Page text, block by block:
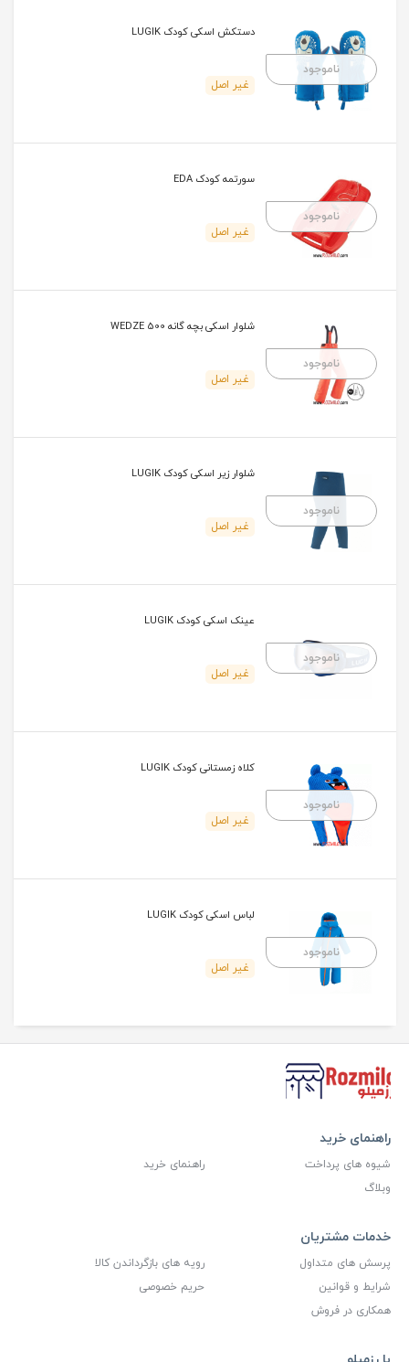
ناموجود
دستکش اسکی کودک LUGIK
غیر اصل
ناموجود
سورتمه کودک EDA
غیر اصل
ناموجود
شلوار اسکی بچه گانه WEDZE 500
غیر اصل
ناموجود
شلوار زیر اسکی کودک LUGIK
غیر اصل
ناموجود
عینک اسکی کودک LUGIK
غیر اصل
ناموجود
کلاه زمستانی کودک LUGIK
غیر اصل
ناموجود
لباس اسکی کودک LUGIK
غیر اصل
راهنمای خرید
شیوه های پرداخت
راهنمای خرید
وبلاگ
خدمات مشتریان
پرسش های متداول
رویه های بازگرداندن کالا
شرایط و قوانین
حریم خصوصی
همکاری در فروش